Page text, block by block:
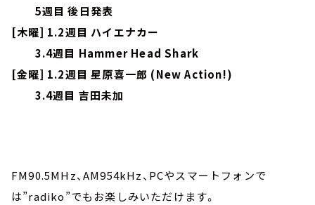
5週目 後日発表
[木曜] 1.2週目 ハイエナカー
3.4週目 Hammer Head Shark
[金曜] 1.2週目 星原喜一郎 (New Action!)
3.4週目 吉田未加
FM90.5MHz、AM954kHz、PCやスマートフォンで
は”radiko”でもお楽しみいただけます。